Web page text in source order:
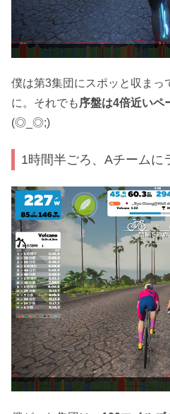
僕は第3集団にスポッと収まっ
に。それでも 序盤は4倍近いペ
(◎_◎;)
1時間半ごろ、Aチームに